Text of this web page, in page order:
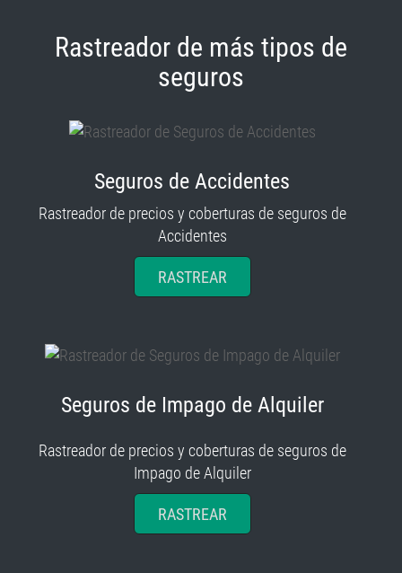
Rastreador de más tipos de
seguros
Seguros de Accidentes
Rastreador de precios y coberturas de seguros de
Accidentes
RASTREAR
Seguros de Impago de Alquiler
Rastreador de precios y coberturas de seguros de
Impago de Alquiler
RASTREAR